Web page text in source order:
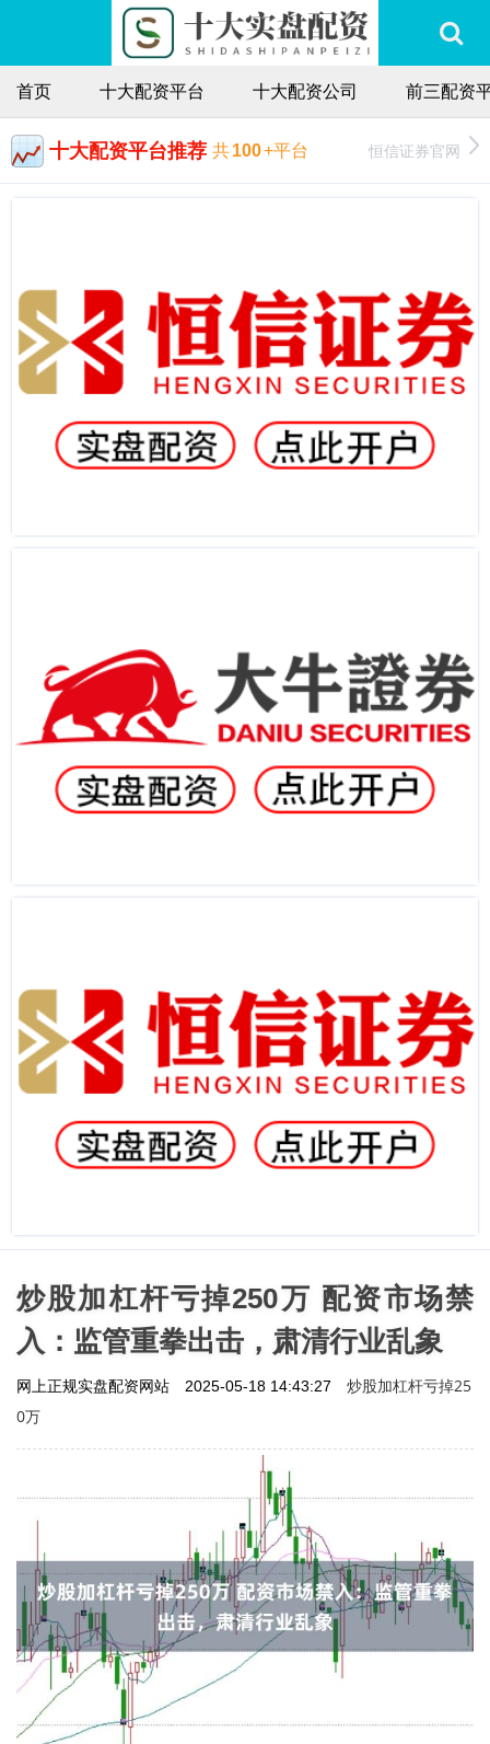
首页 十大配资平台 十大配资公司 前三配资
十大配资平台推荐 共100+平台 恒信证券官网
炒股加杠杆亏掉250万 配资市场禁
入：监管重拳出击，肃清行业乱象
网上正规实盘配资网站 2025-05-18 14:43:27
炒股加杠杆亏掉25
0万